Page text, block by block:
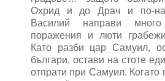
Охрид и до Драч и по-
Василий направи
поражения и люти
Като разби цар Самуил,
българи, остави на стоте
отпрати при Самуил. Когато